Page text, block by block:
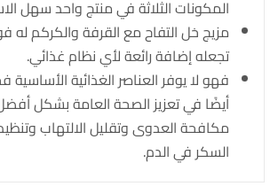
المكونات الثلاثة في منتج واحد سهل
مزيج خل التفاح مع القرفة والكركم له
تجعله إضافة رائعة لأي نظام غذائي.
فهو لا يوفر العناصر الغذائية
أيضًا في تعزيز الصحة العامة بشكل
مكافحة العدوى وتقليل الالتهاب
السكر في الدم.